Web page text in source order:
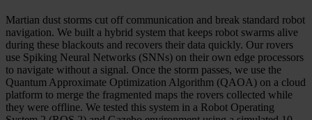
Martian dust storms cut off communication and break standard robot
navigation. We built a hybrid system that keeps robot swarms alive
during these blackouts and recovers their data quickly. Our rovers
use Spiking Neural Networks (SNNs) on their own edge processors
to navigate without a signal. Once the storm passes, we use the
Quantum Approximate Optimization Algorithm (QAOA) on a cloud
platform to merge the fragmented maps the rovers collected while
they were offline. We tested this system in a Robot Operating